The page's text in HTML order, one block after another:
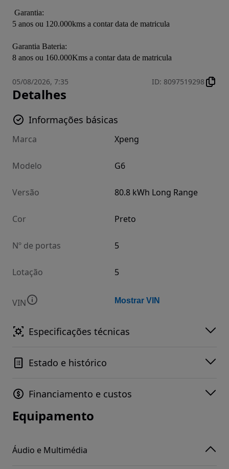
5 anos ou 120.000kms a contar data de matricula
Garantia Bateria:
8 anos ou 160.000Kms a contar data de matricula
05/08/2026, 7:35 ID: 8097519298
Detalhes
Informações básicas
Marca Xpeng
Modelo G6
Versão 80.8 kWh Long Range
Cor Preto
Nº de portas 5
Lotação 5
VIN Mostrar VIN
Especificações técnicas
Estado e histórico
Financiamento e custos
Equipamento
Áudio e Multimédia